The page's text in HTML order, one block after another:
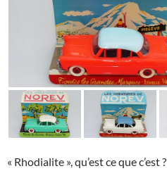
« Rhodialite », qu’est ce que c’est ?